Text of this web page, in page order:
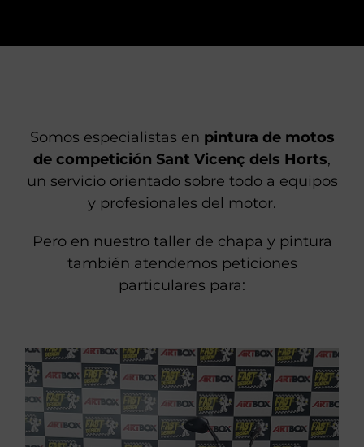
Somos especialistas en pintura de motos
de competición Sant Vicenç dels Horts,
un servicio orientado sobre todo a equipos
y profesionales del motor.
Pero en nuestro taller de chapa y pintura
también atendemos peticiones
particulares para: